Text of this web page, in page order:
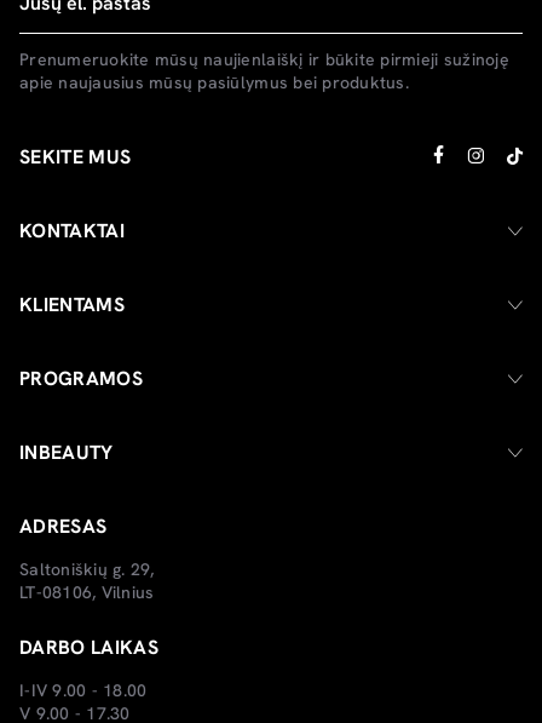
Prenumeruokite mūsų naujienlaiškį ir būkite pirmieji sužinoję
apie naujausius mūsų pasiūlymus bei produktus.
SEKITE MUS
KONTAKTAI
KLIENTAMS
PROGRAMOS
INBEAUTY
ADRESAS
Saltoniškių g. 29,
LT-08106, Vilnius
DARBO LAIKAS
I-IV 9.00 - 18.00
V 9.00 - 17.30